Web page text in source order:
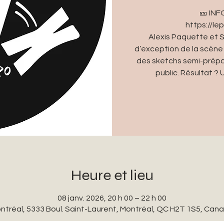
🎫
https://
Alexis Paquette et
d’exception de la
des sketchs semi-
public. Résultat ?
Heure et lieu
08 janv. 2026, 20 h 00 – 22 h 00
5333 Boul. Saint-Laurent, Montréal, QC H2T 1S5,